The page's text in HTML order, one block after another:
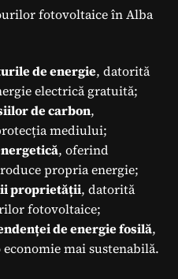
fotovoltaice în Alba
de energie, datorită
electrică gratuită;
de carbon,
mediului;
, oferind
propria energie;
proprietății, datorită
fotovoltaice;
de energie fosilă,
mai sustenabilă.